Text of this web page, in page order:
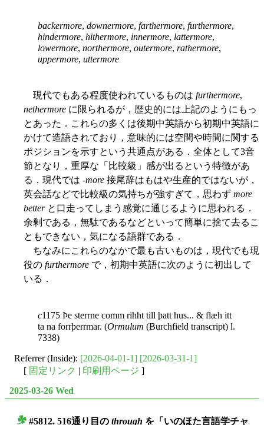
backermore, downermore, farthermore, furthermore,
hindermore, hithermore, innermore, lattermore,
lowermore, northermore, outermore, rathermore,
uppermore, uttermore
現代でもある程度使われているものは furthermore,
nethermore に限られるが，歴史的には上記のようにもっ
とあった．これらの多くは後期中英語から初期中英語に
かけて造語されており，意味的には空間や時間に関する
ポジションを示すという共通点がある．全体として3音
節となり，重厚な「比較級」感が出るという特徴があ
る．現代では -more 接尾辞はもはや生産的ではないが，
英会話などで比較級の気持ちが強すぎて，思わず more
betterと口走ってしまう感覚に通じるように思われる．
余剰である，無駄であるなどといって簡単に捨て去るこ
ともできない，気になる語群である．
ちなみにこれらのなかで最も古いものは，現代でも現
役の furthermore で，初期中英語に次のように初出して
いる．
c1175 Þe sterrne comm rihht till þatt hus... & flæh itt
ta na forrþerrmar. (Ormulum (Burchfield transcript) l.
7338)
Referrer (Inside): [2026-04-01-1] [2026-03-31-1]
[ 固定リンク | 印刷用ページ ]
2025-03-26 Wed
#5812. 516通り目の through を「いのほた言語学チャ